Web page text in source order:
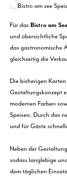
Für das Bistro am
und übersichtliche
das gastronomische
gleichzeitig die
Die bisherigen
Gestaltungskonzept
modernen Farben
Speisen. Durch das
und für Gäste
Neben der
sodass langlebige
dem täglichen